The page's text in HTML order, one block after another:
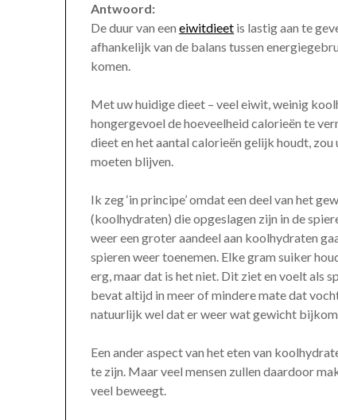
Antwoord:
De duur van eeneiwitdieet is lastig aan te
afhankelijk van de balans tussen
komen.
Met uw huidige dieet – veel eiwit, weinig
hongergevoel de hoeveelheid calorieën te
dieet en het aantal calorieën gelijk houdt,
moeten blijven.
Ik zeg ‘in principe’ omdat een deel van het
(koolhydraten) die opgeslagen zijn in de
weer een groter aandeel aan koolhydraten
spieren weer toenemen. Elke gram suiker
erg, maar dat is het niet. Dit ziet en voelt als
bevat altijd in meer of mindere mate dat
natuurlijk wel dat er weer wat gewicht
Een ander aspect van het eten van
te zijn. Maar veel mensen zullen daardoor
veel beweegt.